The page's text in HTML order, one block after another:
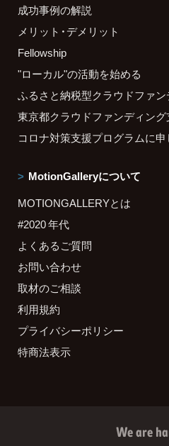
成功事例の解説
メリット・デメリット
Fellowship
"ローカル"の活動を始める
ふるさと納税型クラウドファ
東京都クラウドファンディン
コロナ対策支援プログラムに
MotionGalleryについて
MOTIONGALLERYとは
#2020 年代
よくあるご質問
お問い合わせ
取材のご相談
利用規約
プライバシーポリシー
特商法表示
We are